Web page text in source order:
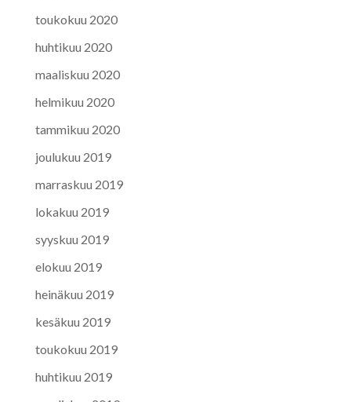
toukokuu 2020
huhtikuu 2020
maaliskuu 2020
helmikuu 2020
tammikuu 2020
joulukuu 2019
marraskuu 2019
lokakuu 2019
syyskuu 2019
elokuu 2019
heinäkuu 2019
kesäkuu 2019
toukokuu 2019
huhtikuu 2019